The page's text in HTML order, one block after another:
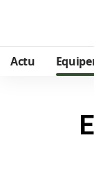
Actu